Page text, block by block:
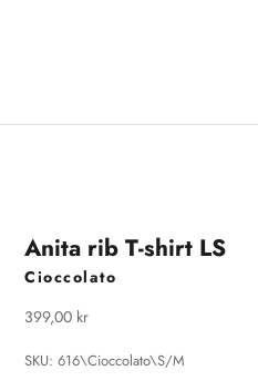
Anita rib T-shirt LS
Cioccolato
Salgspris
399,00 kr
SKU: 616\Cioccolato\S/M